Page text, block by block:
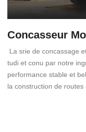
Concasseur
La srie de concassage
tudi et conu par notre
performance stable et
la construction de